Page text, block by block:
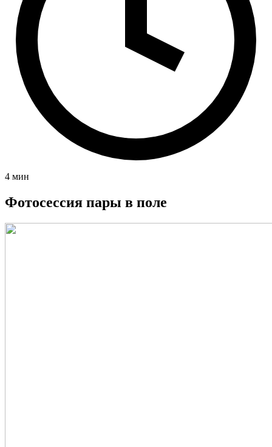
4 мин
Фотосессия пары в поле